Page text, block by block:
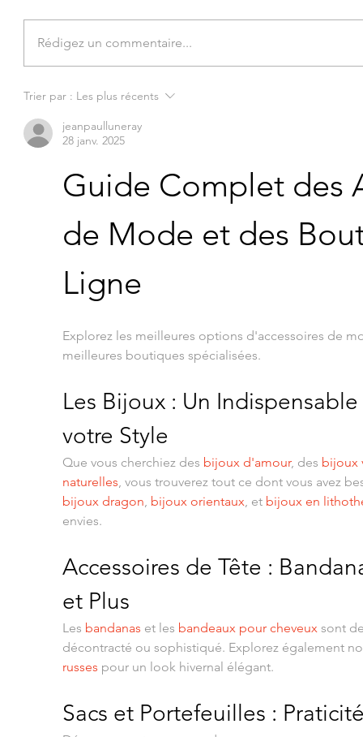
Rédigez un commentaire...
Trier par : Les plus récents
jeanpaulluneray
28 janv. 2025
Guide Complet des
de Mode et des
Ligne
Explorez les meilleures options d'accessoires de
meilleures boutiques spécialisées.
Les Bijoux : Un
votre Style
Que vous cherchiez des bijoux d'amour, des bijoux
naturelles , vous trouverez tout ce dont vous avez
bijoux dragon bijoux orientaux , et bijoux en
envies.
Accessoires de Tête :
et Plus
Les bandanas et les bandeaux pour cheveux sont
décontracté ou sophistiqué. Explorez également
russes pour un look hivernal élégant.
Sacs et Portefeuilles :